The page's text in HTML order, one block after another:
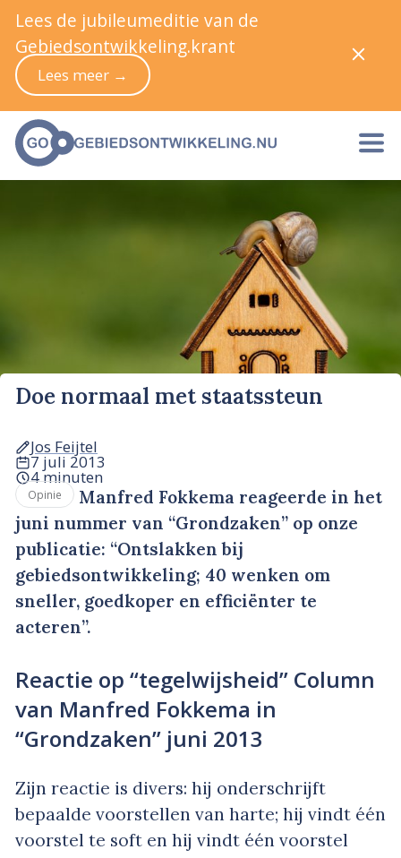
Doe normaal met staatssteun
Jos Feijtel
7 juli 2013
4 minuten
Opinie
Manfred Fokkema reageerde in het
juni nummer van “Grondzaken” op onze
publicatie: “Ontslakken bij
gebiedsontwikkeling; 40 wenken om
sneller, goedkoper en efficiënter te
acteren”.
Reactie op “tegelwijsheid” Column
van Manfred Fokkema in
“Grondzaken” juni 2013
Zijn reactie is divers: hij onderschrijft
bepaalde voorstellen van harte; hij vindt één
voorstel te soft en hij vindt één voorstel
Lees de jubileumeditie van de
Gebiedsontwikkeling.krant
Lees meer →